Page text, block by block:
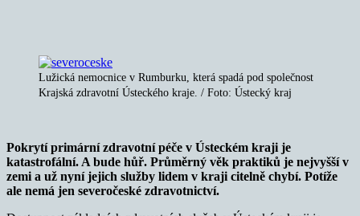
Lužická nemocnice v Rumburku, která spadá pod společnost
Krajská zdravotní Ústeckého kraje. / Foto: Ústecký kraj
Pokrytí primární zdravotní péče v Ústeckém kraji je
katastrofální. A bude hůř. Průměrný věk praktiků je nejvyšší v
zemi a už nyní jejich služby lidem v kraji citelně chybí. Potíže
ale nemá jen severočeské zdravotnictví.